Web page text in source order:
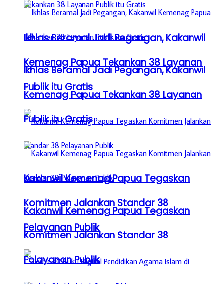
Ikhlas Beramal Jadi Pegangan, Kakanwil
Kemenag Papua Tekankan 38 Layanan
Publik itu Gratis
Kakanwil Kemenag Papua Tegaskan
Komitmen Jalankan Standar 38
Pelayanan Publik
Ikhlas Beramal Jadi Pegangan, Kakanwil
Kemenag Papua Tekankan 38 Layanan
Publik itu Gratis
Kakanwil Kemenag Papua Tegaskan
Komitmen Jalankan Standar 38
Pelayanan Publik